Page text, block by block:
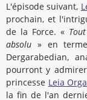
L'épisode suivant,
prochain, et
de la Force. «
absolu » en
Dergarabedian,
pourront y
princesse Leia
la fin de l'an